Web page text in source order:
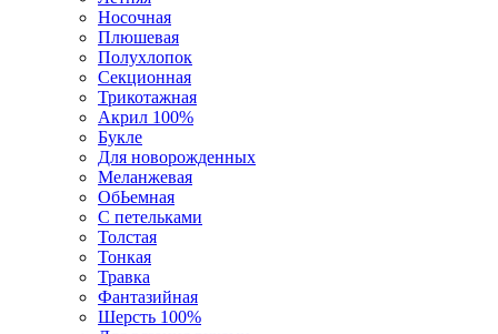
Носочная
Плюшевая
Полухлопок
Секционная
Трикотажная
Акрил 100%
Букле
Для новорожденных
Меланжевая
ОбЬемная
С петельками
Толстая
Тонкая
Травка
Фантазийная
Шерсть 100%